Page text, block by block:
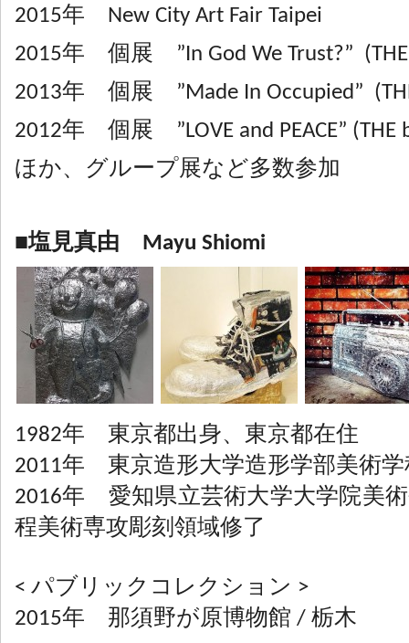
2015年 New City Art Fair Taipei
2015年 個展 ”In God We Trust?” (THE
2013年 個展 ”Made In Occupied” (THE
2012年 個展 ”LOVE and PEACE” (THE
ほか、グループ展など多数参加
■塩見真由 Mayu Shiomi
1982年 東京都出身、東京都在住
2011年 東京造形大学造形学部美術学
2016年 愛知県立芸術大学大学院美
程美術専攻彫刻領域修了
< パブリックコレクション >
2015年 那須野が原博物館 / 栃木